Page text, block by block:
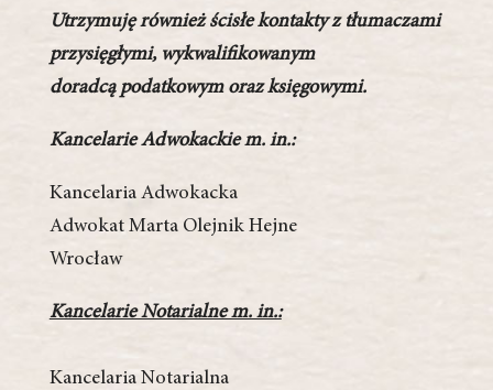
Utrzymuję również ścisłe kontakty z tłumaczami
przysięgłymi, wykwalifikowanym
doradcą podatkowym oraz księgowymi.
Kancelarie Adwokackie m. in.:
Kancelaria Adwokacka
Adwokat Marta Olejnik­ Hejne
Wrocław
Kancelarie Notarialne m. in.:
Kancelaria Notarialna